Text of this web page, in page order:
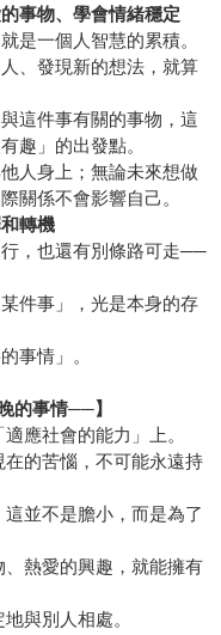
事物、學會情緒穩定
是一個人智慧的累積。
、發現新的想法，就算
這件事有關的事物，這
趣」的出發點。
人身上；無論未來想做
關係不會影響自己。
轉機
，也還有別條路可走──
件事」，光是本身的存
事情」。
的事情──】
應社會的能力」上。
在的苦惱，不可能永遠持
並不是膽小，而是為了
、熱愛的興趣，就能擁有
與別人相處。